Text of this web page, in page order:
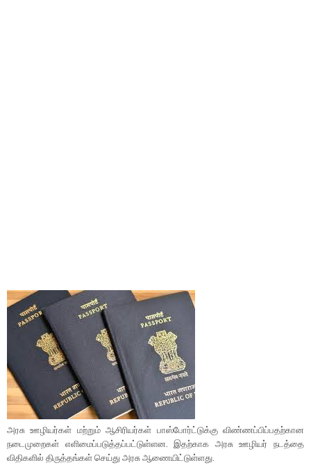
அரசு ஊழியர்கள் மற்றும் ஆசிரியர்கள் பாஸ்போர்ட்டுக்கு விண்ணப்பிப்பதற்கான
நடைமுறைகள் எளிமைப்படுத்தப்பட்டுள்ளன. இதற்காக அரசு ஊழியர் நடத்தை
விதிகளில் திருத்தங்கள் செய்து அரசு ஆணையிட்டுள்ளது.